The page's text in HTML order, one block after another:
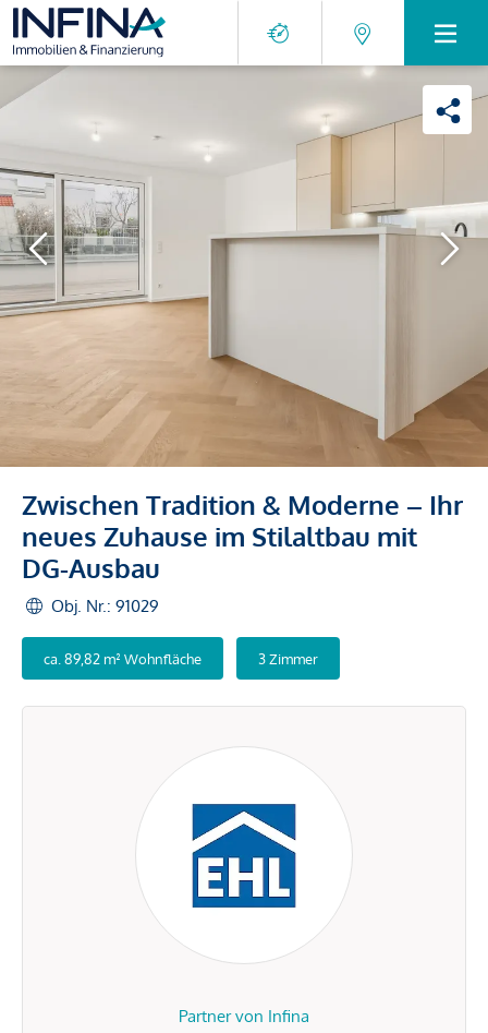
Zwischen Tradition & Moderne – Ihr
neues Zuhause im Stilaltbau mit
DG-Ausbau
Obj. Nr.: 91029
ca. 89,82 m² Wohnfläche 3 Zimmer
Partner von Infina